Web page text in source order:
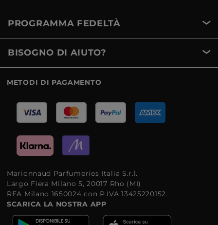
PROGRAMMA FEDELTÀ
BISOGNO DI AIUTO?
METODI DI PAGAMENTO
Marionnaud Parfumeries Italia S.r.l.
Largo Fiera Milano 5, 20017 Rho (MI)
REA Milano 1650024 con P.IVA 13425220152.
SCARICA LA NOSTRA APP